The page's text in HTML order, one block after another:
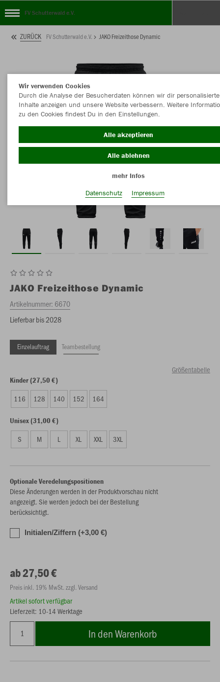
FV Schutterwald e.V.
ZURÜCK FV Schutterwald e.V. JAKO Freizeithose Dynamic
JAKO Freizeithose Dynamic
Artikelnummer: 6670
Lieferbar bis 2028
Einzelauftrag Teambestellung
Größentabelle
Kinder (27,50 €)
116 128 140 152 164
Unisex (31,00 €)
S M L XL XXL 3XL
Optionale Veredelungspositionen
Diese Änderungen werden in der Produktvorschau nicht
angezeigt. Sie werden jedoch bei der Bestellung
berücksichtigt.
Initialen/Ziffern (+3,00 €)
ab 27,50 €
Preis inkl. 19% MwSt. zzgl. Versand
Artikel sofort verfügbar
Lieferzeit: 10-14 Werktage
In den Warenkorb
Wir verwenden Cookies
Durch die Analyse der Besucherdaten können wir dir personalisierte
Inhalte anzeigen und unsere Website verbessern. Weitere
zu den Cookies findest Du in den Einstellungen.
Alle akzeptieren
Alle ablehnen
mehr Infos
Datenschutz
Impressum